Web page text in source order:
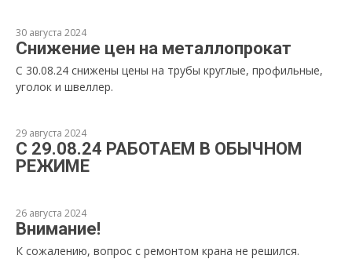
30 августа 2024
Снижение цен на металлопрокат
С 30.08.24 снижены цены на трубы круглые, профильные,
уголок и швеллер.
29 августа 2024
С 29.08.24 РАБОТАЕМ В ОБЫЧНОМ
РЕЖИМЕ
26 августа 2024
Внимание!
К сожалению, вопрос с ремонтом крана не решился.